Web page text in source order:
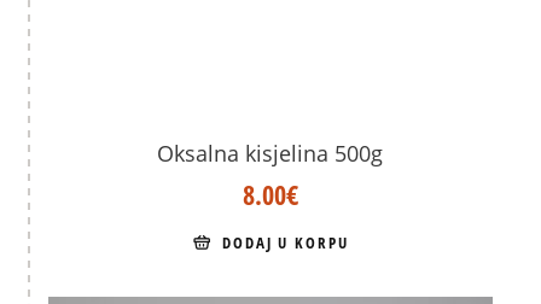
Oksalna kisjelina 500g
8.00€
DODAJ U KORPU